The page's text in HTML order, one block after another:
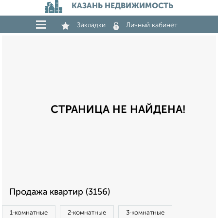
КАЗАНЬ НЕДВИЖИМОСТЬ
Закладки Личный кабинет
СТРАНИЦА НЕ НАЙДЕНА!
Продажа квартир (3156)
1‑комнатные 2‑комнатные 3‑комнатные